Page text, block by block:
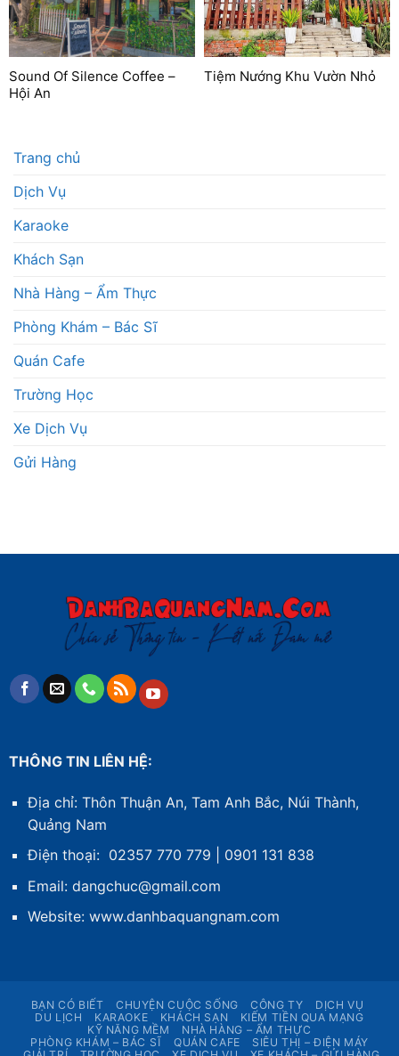
Sound Of Silence Coffee –
Hội An
Tiệm Nướng Khu Vườn Nhỏ
Trang chủ
Dịch Vụ
Karaoke
Khách Sạn
Nhà Hàng – Ẩm Thực
Phòng Khám – Bác Sĩ
Quán Cafe
Trường Học
Xe Dịch Vụ
Gửi Hàng
THÔNG TIN LIÊN HỆ:
Địa chỉ: Thôn Thuận An, Tam Anh Bắc, Núi Thành,
Quảng Nam
Điện thoại: 02357 770 779 | 0901 131 838
Email: dangchuc@gmail.com
Website: www.danhbaquangnam.com
BẠN CÓ BIẾT CHUYỆN CUỘC SỐNG CÔNG TY
DỊCH VỤ
DU LỊCH
KARAOKE KHÁCH SẠN
KIẾM TIỀN QUA MẠNG
KỸ NĂNG MỀM
NHÀ HÀNG – ẨM THỰC
PHÒNG KHÁM – BÁC SĨ
QUÁN CAFE
SIÊU THỊ – ĐIỆN MÁY